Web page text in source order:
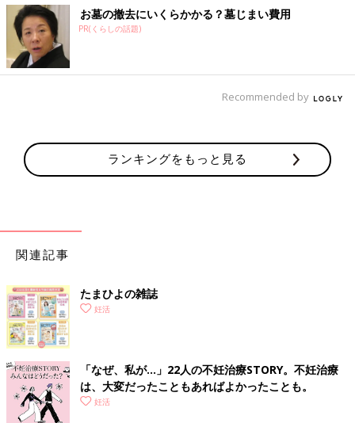
お墓の撤去にいくらかかる？墓じまい費用
PR(くらしの話題)
Recommended by
ランキングをもっと見る
関連記事
たまひよの雑誌
妊活
「なぜ、私が…」22人の不妊治療STORY。不妊治療
は、大変だったこともあればよかったことも。
妊活